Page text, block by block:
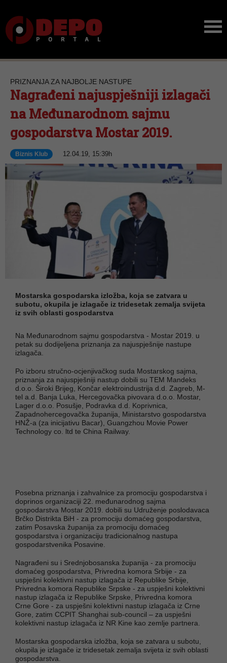
PRIZNANJA ZA NAJBOLJE NASTUPE
Nagrađeni najuspješniji izlagači
na Međunarodnom sajmu
gospodarstva Mostar 2019.
Biznis Klub 12.04.19, 15:39h
Mostarska gospodarska izložba, koja se zatvara u
subotu, okupila je izlagače iz tridesetak zemalja svijeta
iz svih oblasti gospodarstva
Na Međunarodnom sajmu gospodarstva - Mostar 2019. u
petak su dodijeljena priznanja za najuspješnije nastupe
izlagača.
Po izboru stručno-ocjenjivačkog suda Mostarskog sajma,
priznanja za najuspješniji nastup dobili su TEM Mandeks
d.o.o. Široki Brijeg, Končar elektroindustrija d.d. Zagreb, M-
tel a.d. Banja Luka, Hercegovačka pivovara d.o.o. Mostar,
Lager d.o.o. Posušje, Podravka d.d. Koprivnica,
Zapadnohercegovačka županija, Ministarstvo gospodarstva
HNŽ-a (za inicijativu Bacar), Guangzhou Movie Power
Technology co. ltd te China Railway.
Posebna priznanja i zahvalnice za promociju gospodarstva i
doprinos organizaciji 22. međunarodnog sajma
gospodarstva Mostar 2019. dobili su Udruženje poslodavaca
Brčko Distrikta BiH - za promociju domaćeg gospodarstva,
zatim Posavska županija za promociju domaćeg
gospodarstva i organizaciju tradicionalnog nastupa
gospodarstvenika Posavine.
Nagrađeni su i Srednjobosanska županija - za promociju
domaćeg gospodarstva, Privredna komora Srbije - za
uspješni kolektivni nastup izlagača iz Republike Srbije,
Privredna komora Republike Srpske - za uspješni kolektivni
nastup izlagača iz Republike Srpske, Privredna komora
Crne Gore - za uspješni kolektivni nastup izlagača iz Crne
Gore, zatim CCPIT Shanghai sub-council – za uspješni
kolektivni nastup izlagača iz NR Kine kao zemlje partnera.
Mostarska gospodarska izložba, koja se zatvara u subotu,
okupila je izlagače iz tridesetak zemalja svijeta iz svih oblasti
gospodarstva.